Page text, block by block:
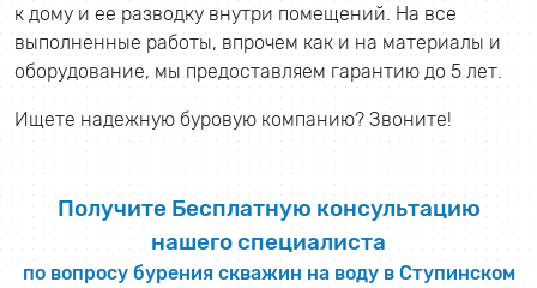
к дому и ее разводку внутри помещений. На все
выполненные работы, впрочем как и на материалы и
оборудование, мы предоставляем гарантию до 5 лет.
Ищете надежную буровую компанию? Звоните!
Получите Бесплатную консультацию
нашего специалиста
по вопросу бурения скважин на воду в Ступинском